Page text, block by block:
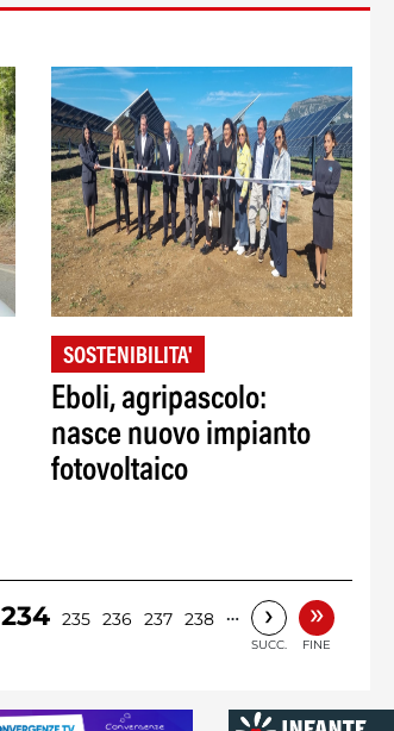
SOSTENIBILITA'
Eboli, agripascolo:
nasce nuovo impianto
fotovoltaico
234 235 236 237 238 … ›
SUCC.
»
FINE